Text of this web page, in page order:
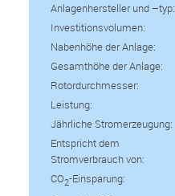
Anlagenhersteller und –typ:
Investitionsvolumen:
Nabenhöhe der Anlage:
Gesamthöhe der Anlage:
Rotordurchmesser:
Leistung:
Jährliche Stromerzeugung:
Entspricht dem
Stromverbrauch von:
CO2-Einsparung: